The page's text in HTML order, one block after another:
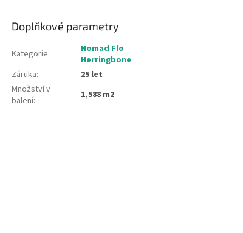
Doplňkové parametry
Kategorie:
Nomad Flo
Herringbone
Záruka:
25 let
Množství v
balení: 1,588 m2